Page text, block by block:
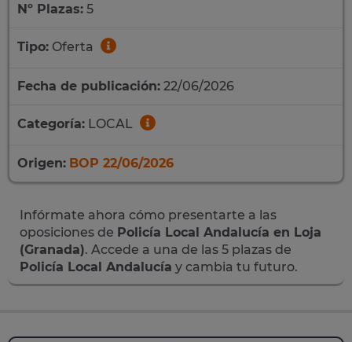
Nº Plazas: 5
Tipo: Oferta
Fecha de publicación: 22/06/2026
Categoría: LOCAL
Origen: BOP 22/06/2026
Infórmate ahora cómo presentarte a las
oposiciones de Policía Local Andalucía en Loja
(Granada). Accede a una de las 5 plazas de
Policía Local Andalucía y cambia tu futuro.